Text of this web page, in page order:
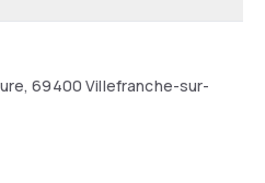
69400 Villefranche-sur-